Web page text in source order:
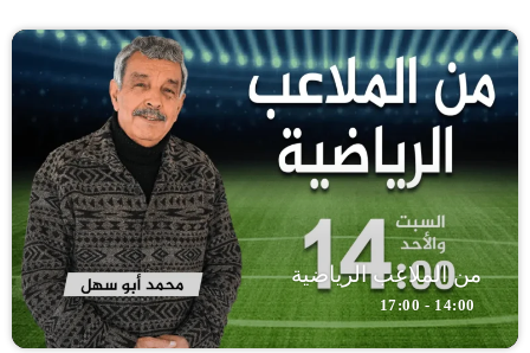
من الملاعب الرياضية
14:00 - 17:00